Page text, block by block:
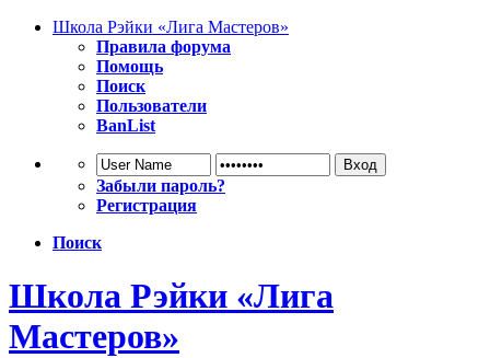
Школа Рэйки «Лига Мастеров»
Правила форума
Помощь
Поиск
Пользователи
BanList
Забыли пароль?
Регистрация
Поиск
Школа Рэйки «Лига
Мастеров»